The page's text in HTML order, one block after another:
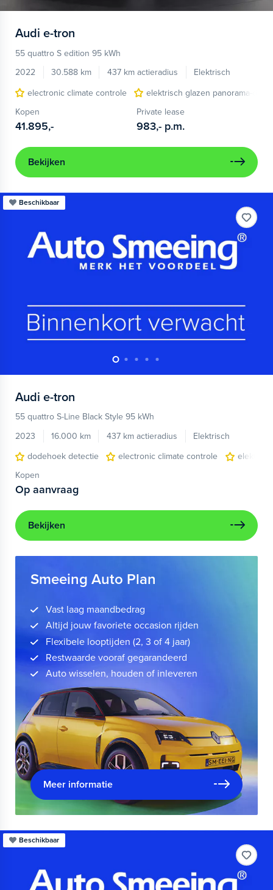
Audi e-tron
55 quattro S edition 95 kWh
2022
30.588 km 437 km actieradius
Elektrisch
electronic climate controle
elektrisch glazen panorama-dak
Kopen
41.895,-
Private lease
983,- p.m.
Bekijken
Beschikbaar
Audi e-tron
55 quattro S-Line Black Style 95 kWh
2023
16.000 km 437 km actieradius
Elektrisch
dodehoek detectie
electronic climate controle
Kopen
Op aanvraag
Bekijken
Smeeing Auto Plan
Vast laag maandbedrag
Altijd jouw favoriete occasion rijden
Flexibele looptijden (2, 3 of 4 jaar)
Restwaarde vooraf gegarandeerd
Auto wisselen, houden of inleveren
Meer informatie
Beschikbaar